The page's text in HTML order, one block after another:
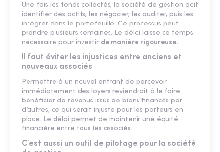
Une fois les fonds collectés, la société de gestion doit
identifier des actifs, les négocier, les auditer, puis les
intégrer dans le portefeuille. Ce processus peut
prendre plusieurs semaines. Le délai laisse ce temps
nécessaire pour investir de manière rigoureuse.
Il faut éviter les injustices entre anciens et
nouveaux associés
Permettre à un nouvel entrant de percevoir
immédiatement des loyers reviendrait à le faire
bénéficier de revenus issus de biens financés par
d’autres, ce qui serait injuste pour les porteurs en
place. Le délai permet de maintenir une équité
financière entre tous les associés.
C’est aussi un outil de pilotage pour la société